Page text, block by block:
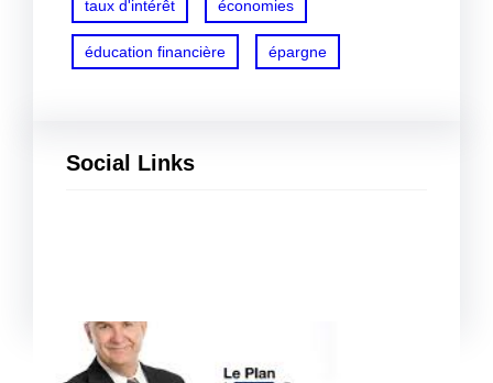
taux d'intérêt économies
éducation financière épargne
Social Links